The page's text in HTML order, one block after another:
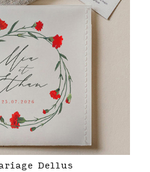
Dellus